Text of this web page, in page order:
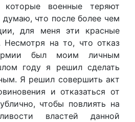
которые военные теряют
что после более чем
для меня эти красные
Несмотря на то, что отказ
был моим личным
году я решил сделать
Я решил совершить акт
и отказаться от
чтобы повлиять на
властей данной